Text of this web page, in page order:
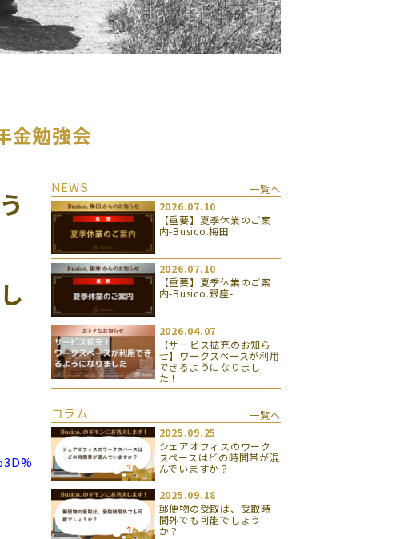
金勉強会
NEWS
一覧へ
2026.07.10
【重要】夏季休業のご案
内-Busico.梅田
2026.07.10
【重要】夏季休業のご案
内-Busico.銀座-
2026.04.07
【サービス拡充のお知ら
せ】ワークスペースが利用
できるようになりまし
た！
コラム
一覧へ
2025.09.25
シェアオフィスのワーク
スペースはどの時間帯が混
んでいますか？
2025.09.18
郵便物の受取は、受取時
間外でも可能でしょう
か？